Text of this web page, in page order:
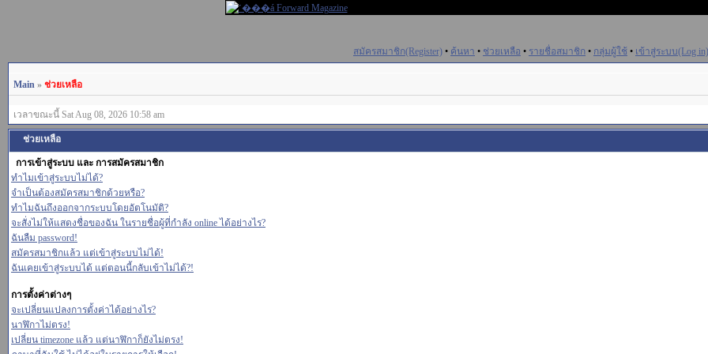
สมัครสมาชิก(Register) • ค้นหา • ช่วยเหลือ • รายชื่อสมาชิก • กลุ่มผู้ใช้ • เข้าสู่ระบบ(Log in)
Main » ช่วยเหลือ
เวลาขณะนี้ Sat Aug 08, 2026 10:58 am
ช่วยเหลือ
การเข้าสู่ระบบ และ การสมัครสมาชิก
ทำไมเข้าสู่ระบบไม่ได้?
จำเป็นต้องสมัครสมาชิกด้วยหรือ?
ทำไมฉันถึงออกจากระบบโดยอัตโนมัติ?
จะสั่งไม่ให้แสดงชื่อของฉัน ในรายชื่อผู้ที่กำลัง online ได้อย่างไร?
ฉันลืม password!
สมัครสมาชิกแล้ว แต่เข้าสู่ระบบไม่ได้!
ฉันเคยเข้าสู่ระบบได้ แต่ตอนนี้กลับเข้าไม่ได้?!
การตั้งค่าต่างๆ
จะเปลี่ยนแปลงการตั้งค่าได้อย่างไร?
นาฬิกาไม่ตรง!
เปลี่ยน timezone แล้ว แต่นาฬิกาก็ยังไม่ตรง!